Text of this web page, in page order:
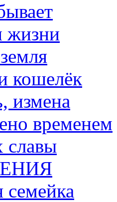
жизни
кошелёк
измена
временем
славы
семейка